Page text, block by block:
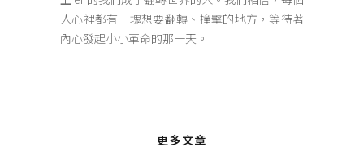
人心裡都有一塊想要翻轉、撞擊的地方，等待著
內心發起小小革命的那一天。
更多文章